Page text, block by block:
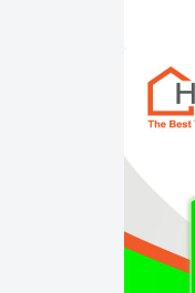
bền
tiêu
trẻ
Với
bếp
những